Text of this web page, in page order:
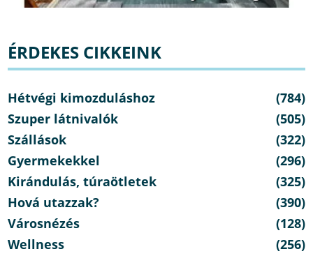
ÉRDEKES CIKKEINK
Hétvégi kimozduláshoz
(784)
Szuper látnivalók
(505)
Szállások
(322)
Gyermekekkel
(296)
Kirándulás, túraötletek
(325)
Hová utazzak?
(390)
Városnézés
(128)
Wellness
(256)